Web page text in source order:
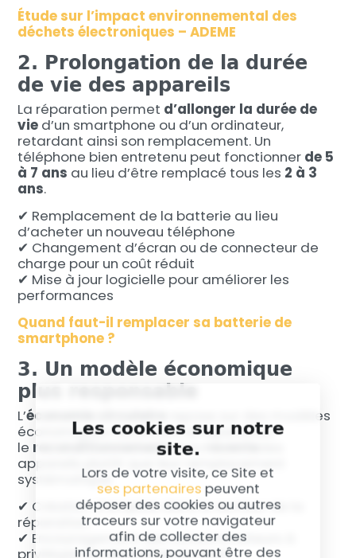
Les cookies sur notre
site.
Lors de votre visite, ce Site et
ses partenaires peuvent
déposer des cookies ou autres
traceurs sur votre navigateur
afin de collecter des
informations, pouvant être des
Étude sur l’impact environnemental des
déchets électroniques – ADEME
2. Prolongation de la durée
de vie des appareils
La réparation permet d’allonger la durée de
vie d’un smartphone ou d’un ordinateur,
retardant ainsi son remplacement. Un
téléphone bien entretenu peut fonctionner de 5
à 7 ans au lieu d’être remplacé tous les 2 à 3
ans.
✔ Remplacement de la batterie au lieu
d’acheter un nouveau téléphone
✔ Changement d’écran ou de connecteur de
charge pour un coût réduit
✔ Mise à jour logicielle pour améliorer les
performances
Quand faut-il remplacer sa batterie de
smartphone ?
3. Un modèle économique
plus responsable
L’économie circulaire
repose sur des modèles
économiques favorisant la réparation,
le reconditionnementet la
appareils plutôt que leur remplacement
systématique.
✔ Création d’emplois dans le secteur de la
réparation
✔ Encouragement des consommateurs à
privilégier la réparation au neuf